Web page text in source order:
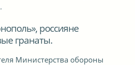
россияне
гранаты.
Министерства обороны